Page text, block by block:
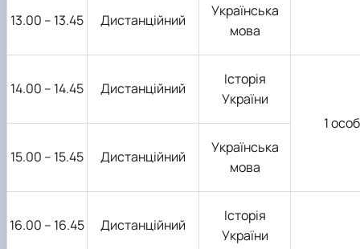
13.00 – 13.45
Дистанційний
Українська
мова
14.00 – 14.45 Дистанційний
Історія
України
1
15.00 – 15.45
Дистанційний
Українська
мова
16.00 – 16.45 Дистанційний
Історія
України